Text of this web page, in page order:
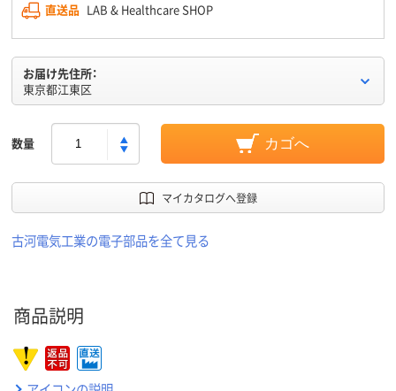
直送品 LAB & Healthcare SHOP
お届け先住所：
東京都江東区
数量 カゴへ
マイカタログへ登録
古河電気工業の電子部品を全て見る
商品説明